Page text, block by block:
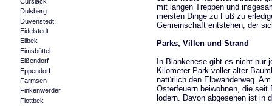
Dulsberg
Duvenstedt
Eidelstedt
Eilbek
Eimsbüttel
Eißendorf
Eppendorf
Farmsen
Finkenwerder
Flottbek
mit langen Treppen und
meisten Dinge zu Fuß zu
Gemeinschaft entstehen, der
Parks, Villen und Strand
In Blankenese gibt es nicht nur
Kilometer Park voller alter
natürlich den Elbwanderweg.
Osterfeuern beiwohnen, die
lodern. Davon abgesehen ist in